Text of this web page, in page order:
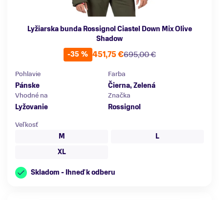
Lyžiarska bunda Rossignol Ciastel Down Mix Olive
Shadow
-35 %
695,00 €
451,75 €
Pohlavie
Pánske
Farba
Čierna, Zelená
Vhodné na
Lyžovanie
Značka
Rossignol
Veľkosť
M
L
XL
Skladom - Ihneď k odberu